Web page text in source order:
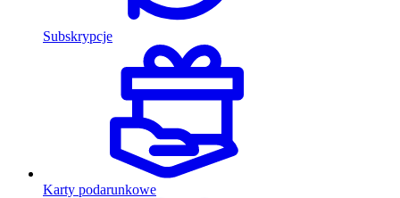
Subskrypcje
Karty podarunkowe